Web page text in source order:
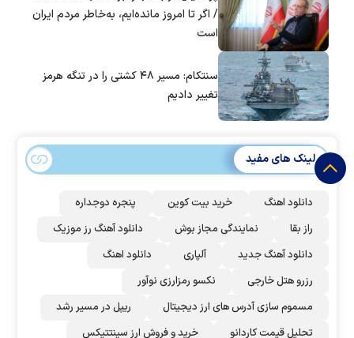
/ اگر تا امروز مانده‌ایم، به‌خاطر مردم ایران
است
سنتکام: مسیر ۴۸ کشتی را در تنگه هرمز
تغییر دادیم
لینک های مفید
دانلود اهنگ خرید بیت کوین
پنجره دوجداره
راز بقا
نمایندگی مجاز بوش
دانلود آهنگ رز‌ موزیک
دانلود آهنگ جدید
آلپاری
دانلود اهنگ
رزرو هتل خارجی
نکسو رمزارزی نوآور
مسموم سازی آدرس های ارز دیجیتال
ریپل در مسیر رشد
تحلیل قیمت کاردانو
خرید و فروش ارز سینتتیکس